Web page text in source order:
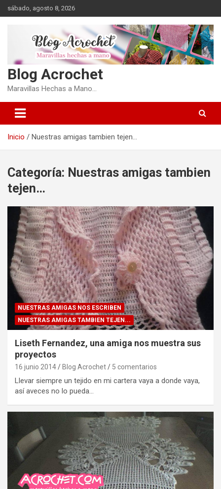
Saltar
al
sábado, agosto 8, 2026
Blog Acrochet
Maravillas Hechas a Mano…
Inicio Nuestras amigas tambien tejen…
Categoría: Nuestras amigas tambien
tejen…
NUESTRAS AMIGAS NOS ESCRIBEN
NUESTRAS AMIGAS TAMBIEN TEJEN...
Liseth Fernandez, una amiga nos muestra sus
proyectos
16 junio 2014 Blog Acrochet 5 comentarios
Llevar siempre un tejido en mi cartera vaya a donde vaya,
así aveces no lo pueda…